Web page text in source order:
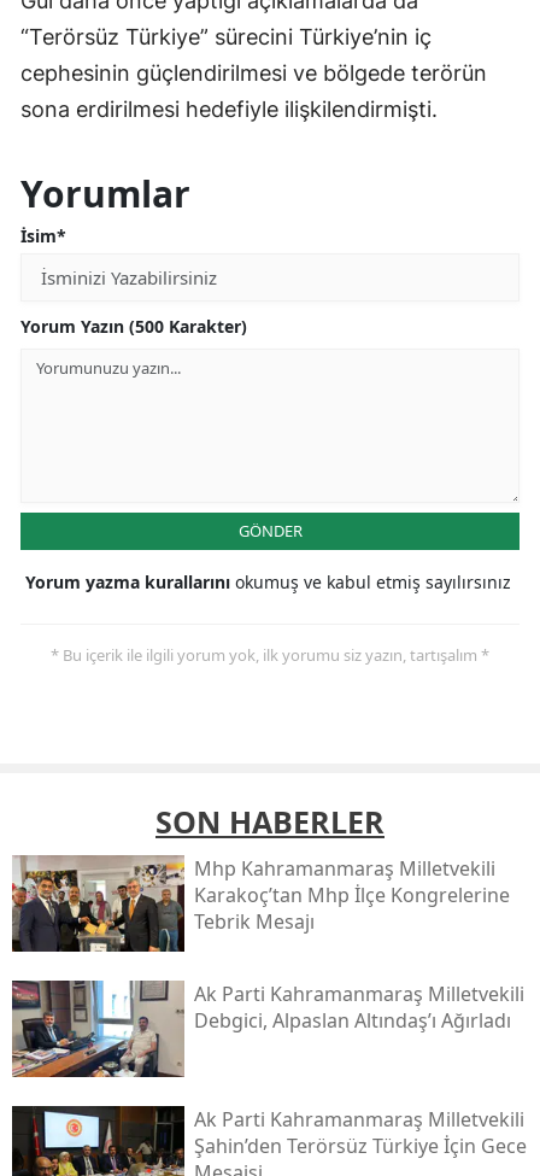
“Terörsüz Türkiye” sürecini Türkiye’nin iç
cephesinin güçlendirilmesi ve bölgede terörün
sona erdirilmesi hedefiyle ilişkilendirmişti.
Yorumlar
İsim*
Yorum Yazın (500 Karakter)
GÖNDER
Yorum yazma kurallarını okumuş ve kabul etmiş sayılırsınız
* Bu içerik ile ilgili yorum yok, ilk yorumu siz yazın, tartışalım *
SON HABERLER
Mhp Kahramanmaraş Milletvekili
Karakoç’tan Mhp İlçe Kongrelerine
Tebrik Mesajı
Ak Parti Kahramanmaraş Milletvekili
Debgici, Alpaslan Altındaş’ı Ağırladı
Ak Parti Kahramanmaraş Milletvekili
Şahin’den Terörsüz Türkiye İçin Gece